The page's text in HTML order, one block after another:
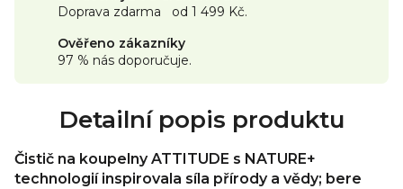
Doprava zdarma od 1 499 Kč.
Ověřeno zákazníky
97 % nás doporučuje.
Detailní popis produktu
Čistič na koupelny ATTITUDE s NATURE+
technologií inspirovala síla přírody a vědy; bere